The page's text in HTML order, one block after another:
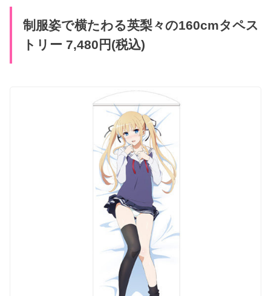
制服姿で横たわる英梨々の160cmタペス
トリー 7,480円(税込)